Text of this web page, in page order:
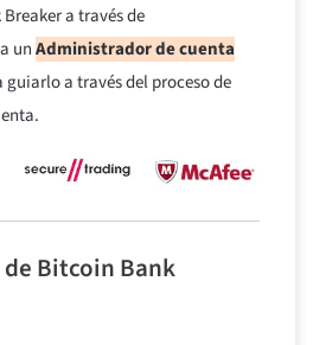
a través de
unAdministrador de cuenta
guiarlo a través del proceso de
Bitcoin Bank